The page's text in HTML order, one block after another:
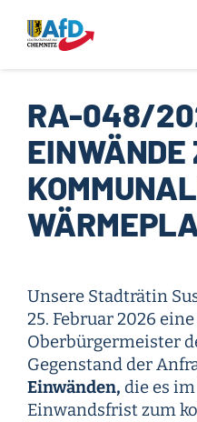
Inhalt
springen
RA-048/
EINWÄNDE
Unsere Stadträtin
25. Februar 2026
Oberbürgermeister
Gegenstand der
Einwänden, die es
Einwandsfrist zum